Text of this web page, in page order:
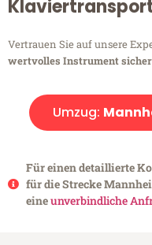
Vertrauen Sie auf unsere
wertvolles Instrument sicher
Umzug:
Für einen detaillierte
für die Strecke
eineunverbindliche